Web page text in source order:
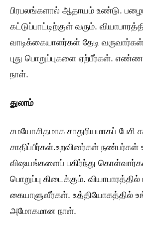
பிரபலங்களால் ஆதாயம் உண்டு.
கட்டுப்பாட்டிற்குள் வரும்.
வாடிக்கையாளர்கள் தேடி
புது பொறுப்புகளை ஏற்பீர்கள்.
நாள்.
துலாம்
சமயோசிதமாக சாதுரியமாகப் பேசி
சாதிப்பீர்கள்.உறவினர்கள் நண்பர்கள்
விஷயங்களைப் பகிர்ந்து
பொறுப்பு கிடைக்கும். வியாபாரத்தில்
கையாளுவீர்கள். உத்தியோகத்தில்
அமோகமான நாள்.